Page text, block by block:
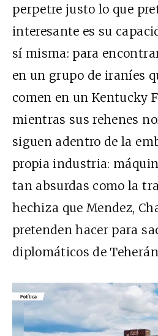
perpetre justo lo que
interesante es su
sí misma: para
en un grupo de iraníes
comen en un Kentucky
mientras sus rehenes
siguen adentro de la
propia industria:
tan absurdas como la
hechiza que Mendez,
pretenden hacer para
diplomáticos de